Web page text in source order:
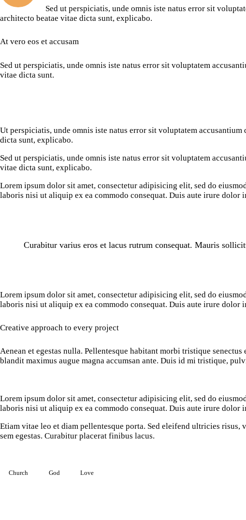
Sed ut perspiciatis, unde omnis iste natus error sit
architecto beatae vitae dicta sunt, explicabo.
At vero eos et accusam
Sed ut perspiciatis, unde omnis iste natus error sit voluptatem
vitae dicta sunt.
Ut perspiciatis, unde omnis iste natus error sit voluptatem
dicta sunt, explicabo.
Sed ut perspiciatis, unde omnis iste natus error sit voluptatem
vitae dicta sunt, explicabo.
Lorem ipsum dolor sit amet, consectetur adipisicing elit, sed do
laboris nisi ut aliquip ex ea commodo consequat. Duis aute irure
Curabitur varius eros et lacus rutrum consequat. Mauris
Lorem ipsum dolor sit amet, consectetur adipisicing elit, sed do
laboris nisi ut aliquip ex ea commodo consequat. Duis aute irure
Creative approach to every project
Aenean et egestas nulla. Pellentesque habitant morbi tristique
blandit maximus augue magna accumsan ante. Duis id mi tristique,
Lorem ipsum dolor sit amet, consectetur adipisicing elit, sed do
laboris nisi ut aliquip ex ea commodo consequat. Duis aute irure
Etiam vitae leo et diam pellentesque porta. Sed eleifend ultricies risus,
sem egestas. Curabitur placerat finibus lacus.
Church God Love